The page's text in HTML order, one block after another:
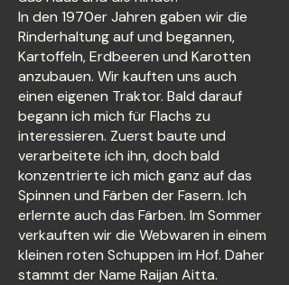
In den 1970er Jahren gaben wir die
Rinderhaltung auf und begannen,
Kartoffeln, Erdbeeren und Karotten
anzubauen. Wir kauften uns auch
einen eigenen Traktor. Bald darauf
begann ich mich für Flachs zu
interessieren. Zuerst baute und
verarbeitete ich ihn, doch bald
konzentrierte ich mich ganz auf das
Spinnen und Färben der Fasern. Ich
erlernte auch das Färben. Im Sommer
verkauften wir die Webwaren in einem
kleinen roten Schuppen im Hof. Daher
stammt der Name Raijan Aitta.